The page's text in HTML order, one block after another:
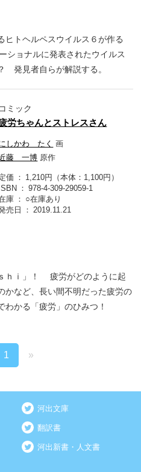
ヒトヘルペスウイルス６が作る
ショナルに発表されたウイルス
発見者自らが解説する。
コミック
労ちゃんとストレスさん
しかわ たく 画
藤 一博 原作
価
1,210円（本体：1,100円）
ISBN
978-4-309-29059-1
庫
○在庫あり
売日
2019.11.21
ｈｉ」！ 疲労がどのように起
かなど、長い間不明だった疲労の
わかる「疲労」のひみつ！
1 »
河出文庫
翻訳書
河出新書・人文書